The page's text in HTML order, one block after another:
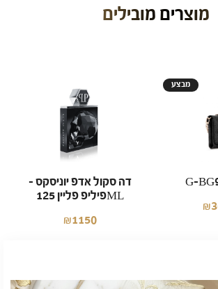
מוצרים מובילים
דה סקול אדפ יוניסקס –
פיליפ פליין 125ML
₪1150
מבצע
G-